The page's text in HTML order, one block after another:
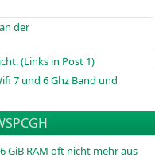
der
(Links in Post 1)
7 und 6 Ghz Band und
PCGH
GiB RAM oft nicht mehr aus